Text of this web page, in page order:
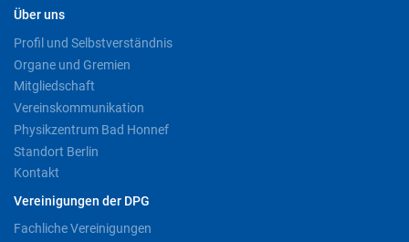
Über uns
Profil und Selbstverständnis
Organe und Gremien
Mitgliedschaft
Vereinskommunikation
Physikzentrum Bad Honnef
Standort Berlin
Kontakt
Vereinigungen der DPG
Fachliche Vereinigungen